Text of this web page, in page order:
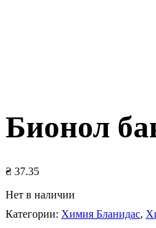
Бионол
₴ 37.35
Нет в наличии
Категории: Химия Бланидас,